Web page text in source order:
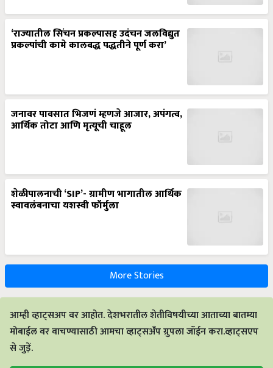
‘राज्यातील सिंचन प्रकल्पासह उदंचन जलविद्युत
प्रकल्पांची कामे कालबद्ध पद्धतीने पूर्ण करा’
जनावर पावसात भिजणं म्हणजे आजार, अपंगत्व,
आर्थिक तोटा आणि मृत्यूची चाहूल
शेळीपालनाची ‘SIP’- ग्रामीण भागातील आर्थिक
स्वावलंबनाचा यशस्वी फॉर्मुला
More Stories
आम्ही व्हाट्सअप वर आहोत. देशभरातील शेतीविषयीच्या आताच्या बातम्या
मोबाईल वर वाचण्यासाठी आमचा व्हाट्सअँप ग्रुपला जॉईन करा.व्हाट्सएप
से जुड़ें.